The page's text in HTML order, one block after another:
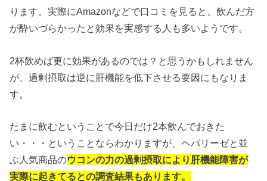
ります。実際にAmazonなどで口コミを見ると、飲んだ方
が酔いづらかったと効果を実感する人も多いようです。
2杯飲めば更に効果があるのでは？と思うかもしれません
が、過剰摂取は逆に肝機能を低下させる要因にもなりま
す。
たまに飲むということで今日だけ2本飲んでおきた
い・・・ということならわかりますが、ヘパリーゼと並
ぶ人気商品のウコンの力の過剰摂取により肝機能障害が
実際に起きてるとの調査結果もあります。